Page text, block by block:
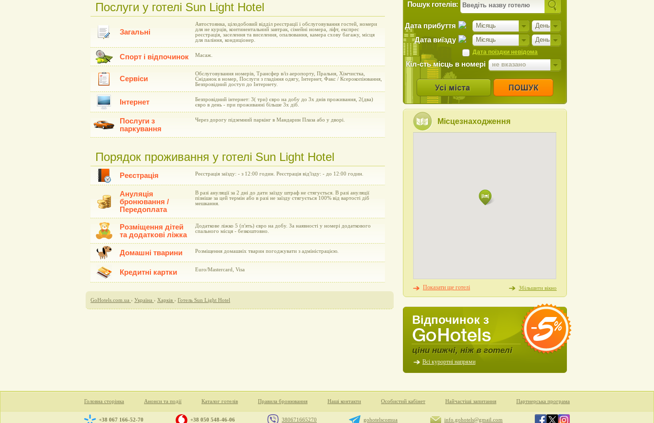
Послуги у готелі Sun Light Hotel
Загальні
Автостоянка, цілодобовий відділ реєстрації і обслуговування гостей, номери
для не курців, континентальний завтрак, сімейні номера, ліфт, експрес
реєстрація, заселення та виселення, опалювання, камера схову багажу, місця
для паління, кондиціонер.
Спорт і відпочинок Масаж.
Сервіси
Обслуговування номерів, Трансфер в/із аеропорту, Пральня, Хімчистка,
Сніданок в номер, Послуги з гладіння одягу, Інтернет, Факс / Ксерокопіювання,
Безпровідний доступ до Інтернету.
Інтернет
Безпровідний інтернет: 3( три) євро на добу до 3х днів проживання, 2(два)
євро в день - при проживанні більше 3х діб.
Послуги з
паркування
Через дорогу підземний паркінг в Мандарин Плаза або у дворі.
Порядок проживання у готелі Sun Light Hotel
Реєстрація Реєстрація заїзду: - з 12:00 годин. Реєстрація від'їзду: - до 12:00 годин.
Ануляція
бронювання /
Передоплата
В разі ануляції за 2 дні до дати заїзду штраф не стягується. В разі ануляції
пізніше за цей термін або в разі не заїзду стягується 100% від вартості діб
мешкання.
Розміщення дітей
та додаткові ліжка
Додаткове ліжко 5 (п'ять) євро на добу. За наявності у номері додаткового
спального місця - безкоштовно.
Домашні тварини Розміщення домашніх тварин погоджувати з адміністрацією.
Кредитні картки Euro/Mastercard, Visa
GoHotels.com.ua › Україна › Харків › Готель Sun Light Hotel
Пошук готелів:
Місяць День
Дата прибуття
Місяць День
Дата виїзду
Дата поїздки невідома
Кіл-сть місць в номері не вказано
Місцезнаходження
Показати ще готелі Збільшити вікно
Відпочинок з
ціни нижчі, ніж в готелі
Всі курортні напрями
Головна сторінка Анонси та події Каталог готелів Правила бронювання Наші контакти Особистий кабінет Найчастіші запитання Партнерська програма
+38 067 166-52-70 +38 050 548-46-06 380671665270 gohotelscomua info.gohotels@gmail.com